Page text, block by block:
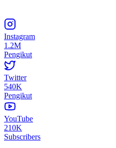
Instagram
1.2M
Pengikut
Twitter
540K
Pengikut
YouTube
210K
Subscribers